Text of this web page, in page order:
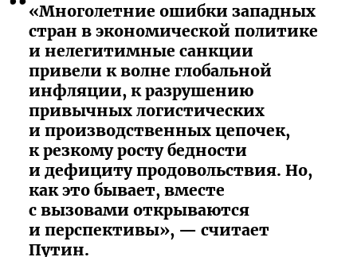
«Многолетние ошибки западных
стран в экономической политике
и нелегитимные санкции
привели к волне глобальной
инфляции, к разрушению
привычных логистических
и производственных цепочек,
к резкому росту бедности
и дефициту продовольствия. Но,
как это бывает, вместе
с вызовами открываются
и перспективы», — считает
Путин.